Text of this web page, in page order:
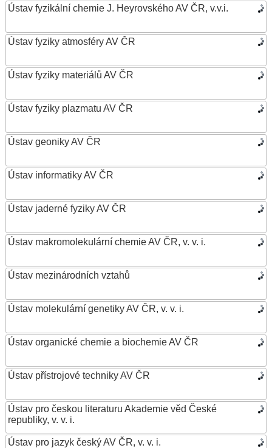
Ústav fyzikální chemie J. Heyrovského AV ČR, v.v.i.
Ústav fyziky atmosféry AV ČR
Ústav fyziky materiálů AV ČR
Ústav fyziky plazmatu AV ČR
Ústav geoniky AV ČR
Ústav informatiky AV ČR
Ústav jaderné fyziky AV ČR
Ústav makromolekulární chemie AV ČR, v. v. i.
Ústav mezinárodních vztahů
Ústav molekulární genetiky AV ČR, v. v. i.
Ústav organické chemie a biochemie AV ČR
Ústav přístrojové techniky AV ČR
Ústav pro českou literaturu Akademie věd České
republiky, v. v. i.
Ústav pro jazyk český AV ČR, v. v. i.